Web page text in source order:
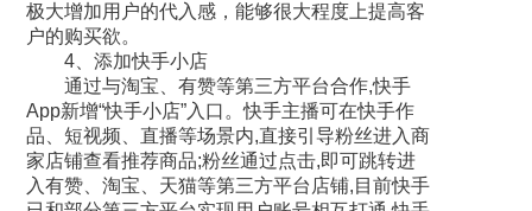
极大增加用户的代入感，能够很大程度上提高客
户的购买欲。
4、添加快手小店
通过与淘宝、有赞等第三方平台合作,快手
App新增“快手小店”入口。快手主播可在快手作
品、短视频、直播等场景内,直接引导粉丝进入商
家店铺查看推荐商品;粉丝通过点击,即可跳转进
入有赞、淘宝、天猫等第三方平台店铺,目前快手